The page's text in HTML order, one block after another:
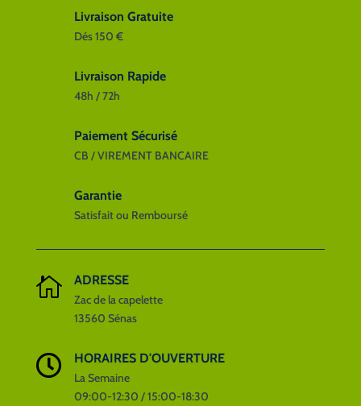
Livraison Gratuite
Dés 150 €
Livraison Rapide
48h / 72h
Paiement Sécurisé
CB / VIREMENT BANCAIRE
Garantie
Satisfait ou Remboursé
 ADRESSE
Zac de la capelette
13560 Sénas
 HORAIRES D'OUVERTURE
La Semaine
09:00-12:30 / 15:00-18:30